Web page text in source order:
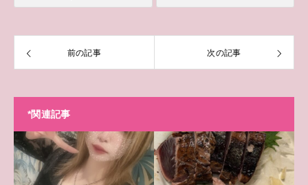
前の記事 次の記事
*関連記事